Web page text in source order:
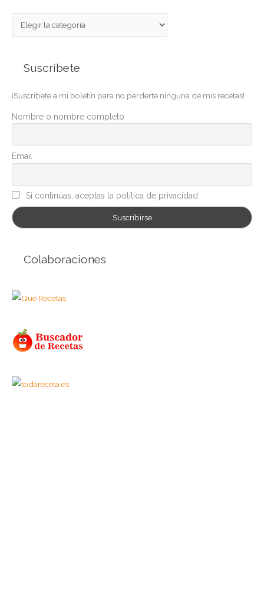
a
o
r
a
s
Suscríbete
¡Suscribete a mi boletín para no perderte ninguna de mis recetas!
Nombre o nombre completo
Email
Si continúas, aceptas la política de privacidad
Colaboraciones